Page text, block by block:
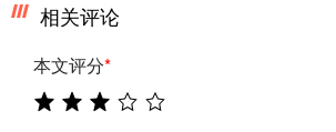
相关评论
本文评分*